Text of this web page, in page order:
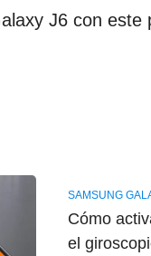
J6 con este
SAMSUNG
Cómo
el